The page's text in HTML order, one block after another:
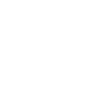
in Deutschland
Doch die Zauberin